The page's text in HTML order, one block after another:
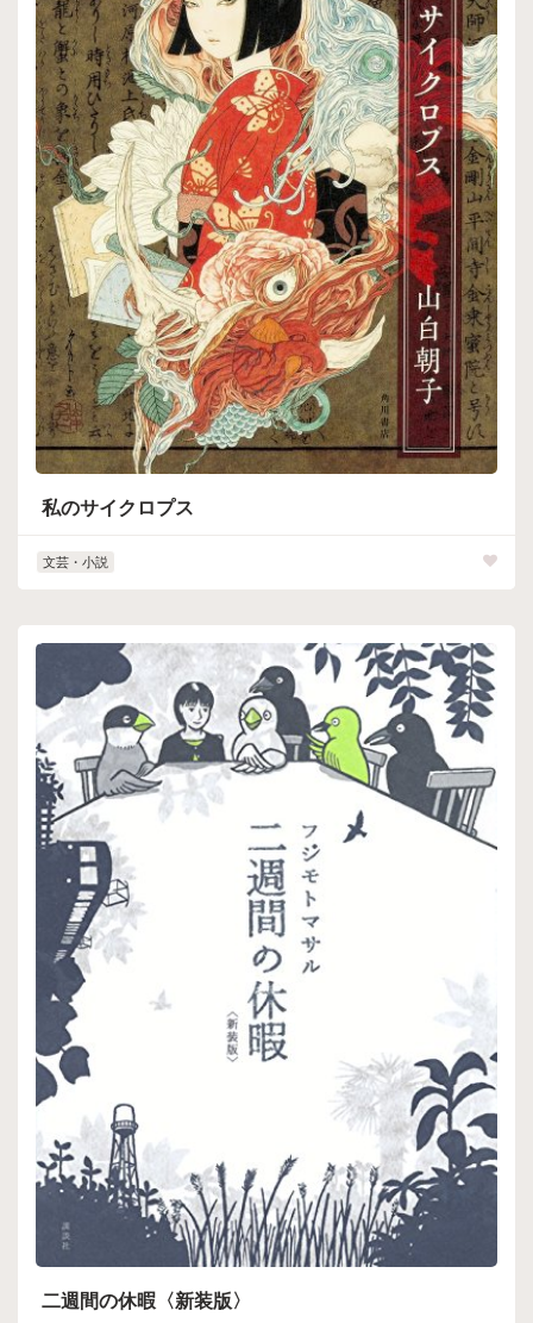
私のサイクロプス
文芸・小説
二週間の休暇〈新装版〉